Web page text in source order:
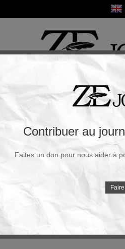
Religion Sport
Black lives matter
08 Juin 2020 - 09h33
Par qui sont-ils financés ?
Contribuer au
Faites un don pour nous aider à